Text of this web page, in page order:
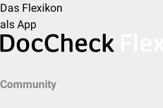
Das Flexikon
als App
Community